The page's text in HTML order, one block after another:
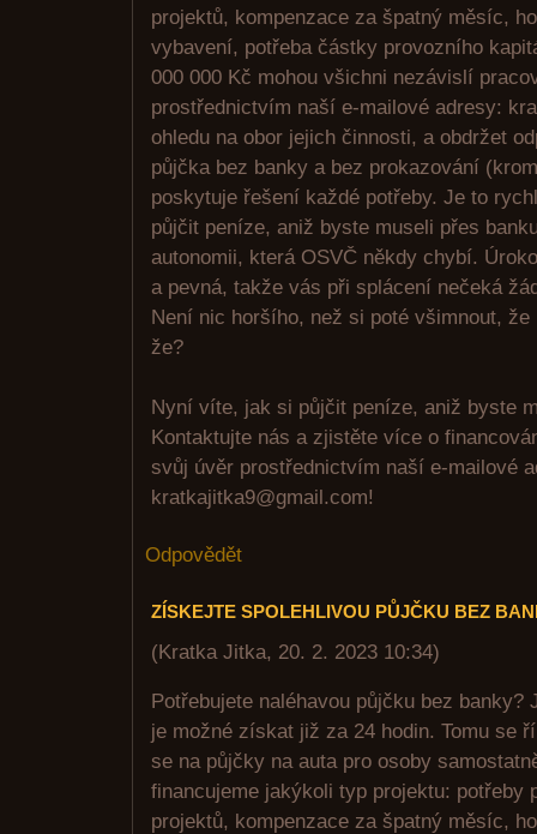
projektů, kompenzace za špatný měsíc,
vybavení, potřeba částky provozního
000 000 Kč mohou všichni nezávislí
prostřednictvím naší e-mailové adresy:
ohledu na obor jejich činnosti, a obdržet
půjčka bez banky a bez prokazování
poskytuje řešení každé potřeby. Je to
půjčit peníze, aniž byste museli přes
autonomii, která OSVČ někdy chybí.
a pevná, takže vás při splácení nečeká
Není nic horšího, než si poté všimnout,
že?
Nyní víte, jak si půjčit peníze, aniž byste
Kontaktujte nás a zjistěte více o
svůj úvěr prostřednictvím naší e-mailové
kratkajitka9@gmail.com!
Odpovědět
ZÍSKEJTE SPOLEHLIVOU PŮJČKU BEZ
(Kratka Jitka, 20. 2. 2023 10:34)
Potřebujete naléhavou půjčku bez
je možné získat již za 24 hodin. Tomu se
se na půjčky na auta pro osoby
financujeme jakýkoli typ projektu: potřeby
projektů, kompenzace za špatný měsíc,